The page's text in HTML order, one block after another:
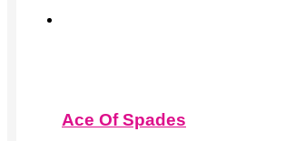
товар
имеет
Ace Of Spades